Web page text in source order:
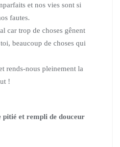
et nos vies sont si
fautes.
car trop de choses gênent
beaucoup de choses qui
rends-nous pleinement la
!
pitié et rempli de douceur